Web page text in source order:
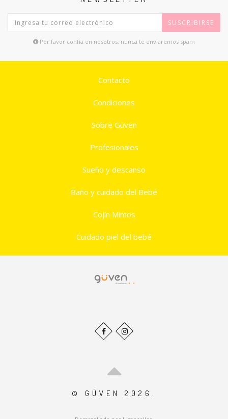
SUSCRIBIRSE
Por favor confía en nosotros, nunca te enviaremos spam
Contacto
Condiciones
Sobre Güven
Profesionales
Sueño y descanso
Baño y cuidado del Bebé
Cojín Mimos
Cuidado piel del bebé
© GÜVEN 2026.